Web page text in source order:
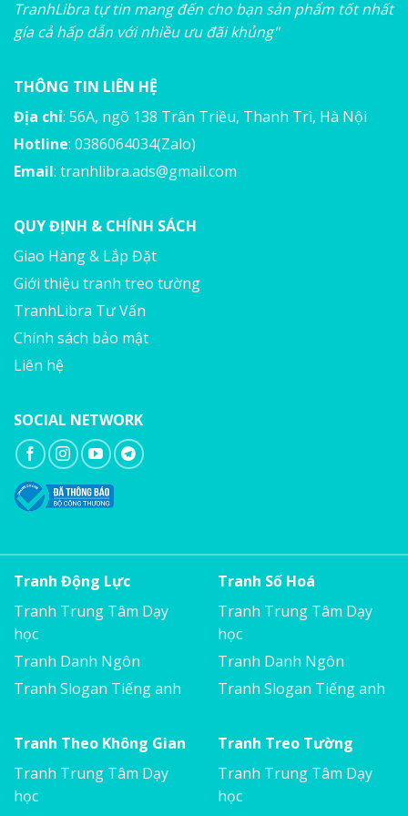
TranhLibra tự tin mang đến cho bạn sản phẩm tốt nhất
gía cả hấp dẫn với nhiều ưu đãi khủng"
THÔNG TIN LIÊN HỆ
Địa chỉ: 56A, ngõ 138 Trân Triều, Thanh Trì, Hà Nội
Hotline: 0386064034(Zalo)
Email: tranhlibra.ads@gmail.com
QUY ĐỊNH & CHÍNH SÁCH
Giao Hàng & Lắp Đặt
Giới thiệu tranh treo tường
TranhLibra Tư Vấn
Chính sách bảo mật
Liên hệ
SOCIAL NETWORK
Tranh Động Lực
Tranh Trung Tâm Dạy
học
Tranh Danh Ngôn
Tranh Slogan Tiếng anh
Tranh Số Hoá
Tranh Trung Tâm Dạy
học
Tranh Danh Ngôn
Tranh Slogan Tiếng anh
Tranh Theo Không Gian
Tranh Trung Tâm Dạy
học
Tranh Treo Tường
Tranh Trung Tâm Dạy
học